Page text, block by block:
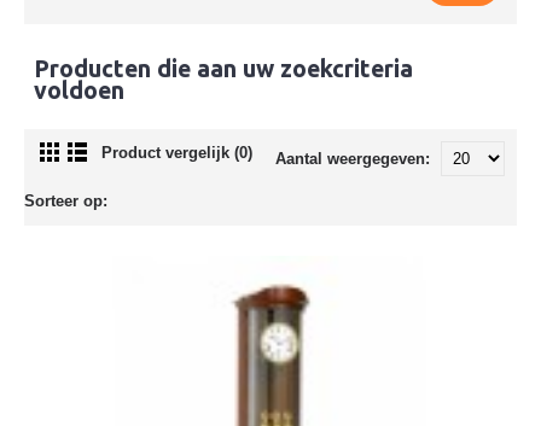
Producten die aan uw zoekcriteria
voldoen
Product vergelijk (0) Aantal weergegeven:
Sorteer op: